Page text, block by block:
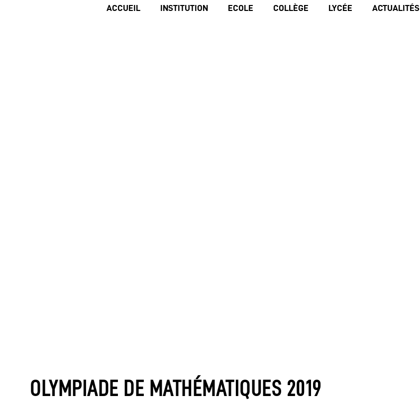
ACCUEIL INSTITUTION ECOLE COLLÈGE LYCÉE ACTUALITÉS
OLYMPIADE DE MATHÉMATIQUES 2019